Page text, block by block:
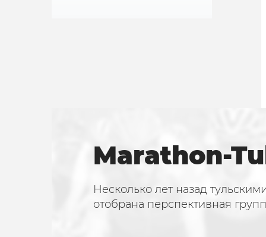
Marathon-
Несколько лет назад
отобрана перспективная